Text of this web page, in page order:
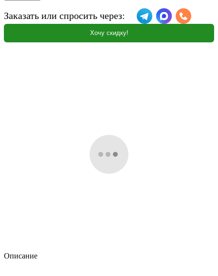
Заказать или спросить через:
Хочу скидку!
Описание